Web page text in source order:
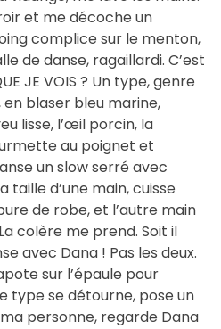
et me décoche un
complice sur le menton,
de danse, ragaillardi. C’est
JE VOIS ? Un type, genre
blaser bleu marine,
lisse, l’œil porcin, la
au poignet et
un slow serré avec
taille d’une main, cuisse
de robe, et l’autre main
colère me prend. Soit il
avec Dana ! Pas les deux.
sur l’épaule pour
type se détourne, pose un
personne, regarde Dana